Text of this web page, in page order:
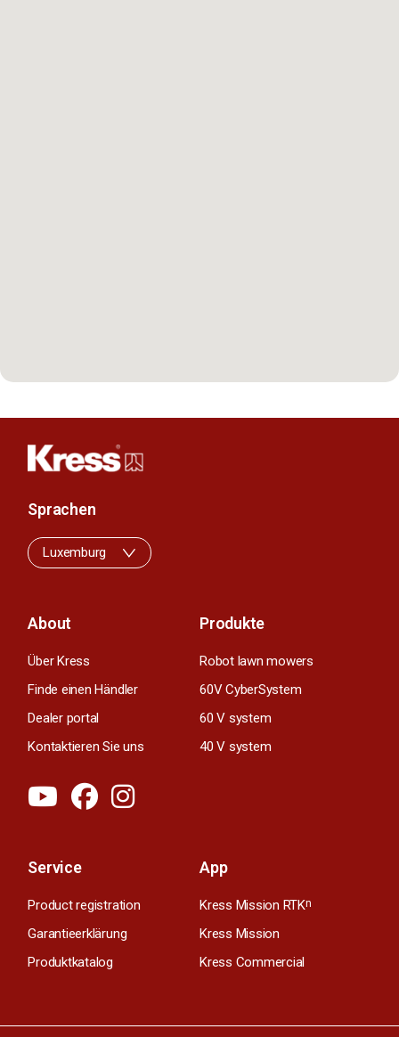
About
Über Kress
Finde einen Händler
Dealer portal
Kontaktieren Sie uns
Produkte
Robot lawn mowers
60V CyberSystem
60 V system
40 V system
Service
Product registration
Garantieerklärung
Produktkatalog
App
Kress Mission RTKn
Kress Mission
Kress Commercial
Sprachen
Luxemburg